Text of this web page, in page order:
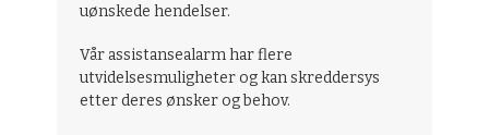
uønskede hendelser.
Vår assistansealarm har flere
utvidelsesmuligheter og kan skreddersys
etter deres ønsker og behov.